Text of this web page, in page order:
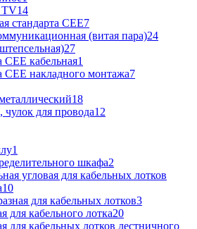
TV14
стандарта CEE7
(витая пара)24
27
СЕЕ кабельная1
СЕЕ накладного монтажа7
18
для провода12
1
шкафа2
угловая для кабельных лотков
10
для кабельных лотков3
для кабельного лотка20
для кабельных лотков лестничного